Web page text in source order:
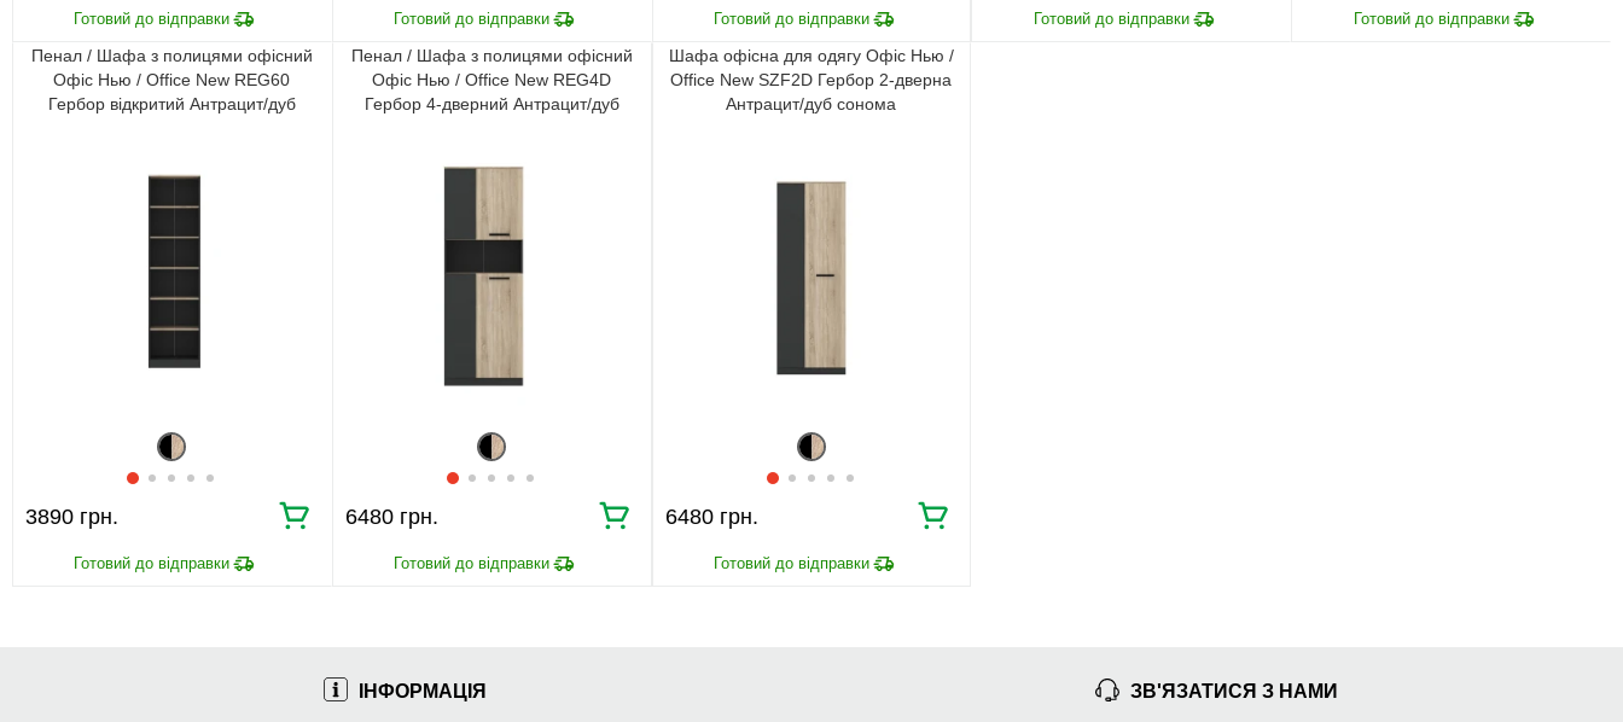
Пенал / Шафа з полицями офісний
Офіс Нью / Office New REG60
Гербор відкритий Антрацит/дуб
3890 грн.
Пенал / Шафа з полицями офісний
Офіс Нью / Office New REG4D
Гербор 4-дверний Антрацит/дуб
6480 грн.
Шафа офісна для одягу Офіс Нью /
Office New SZF2D Гербор 2-дверна
Антрацит/дуб сонома
6480 грн.
ІНФОРМАЦІЯ ЗВ'ЯЗАТИСЯ З НАМИ